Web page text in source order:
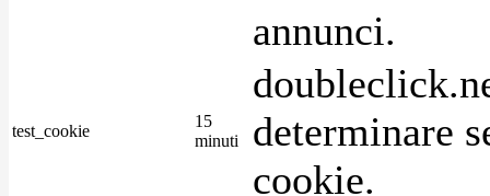
annunci.
test_cookie
15
minuti
determinare
cookie.